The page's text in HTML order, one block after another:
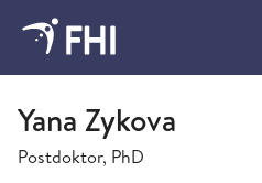
Forsking og analyse av
Yana Zykova
Postdoktor, PhD